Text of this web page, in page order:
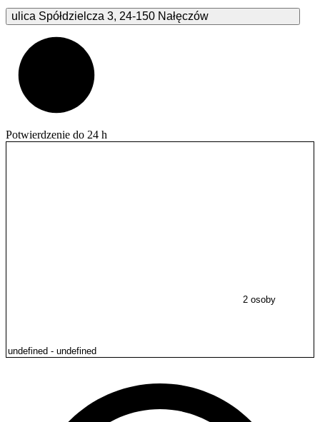
ulica Spółdzielcza 3, 24-150 Nałęczów
Potwierdzenie do 24 h
2 osoby